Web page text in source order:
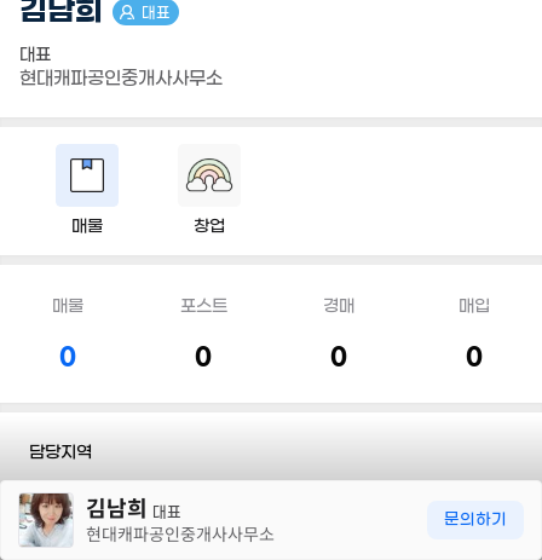
김남희 대표
대표
현대캐파공인중개사사무소
매물 창업
매물
0
포스트
0
경매
0
매입
0
담당지역
전화 김남희 대표
현대캐파공인중개사사무소
문의하기